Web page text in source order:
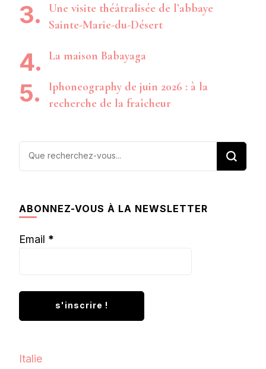
Une visite théâtralisée de l’abbaye
Sainte-Marie-du-Désert
La maison Babayaga
Iphoneography de juin 2026 : à la
recherche de la fraîcheur
Vous
ABONNEZ-VOUS À LA NEWSLETTER
Email *
Italie